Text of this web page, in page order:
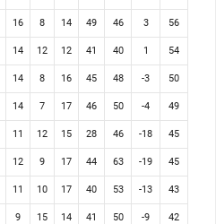
16 8 14 49 46 3 56
14 12 12 41 40 1 54
14 8 16 45 48 -3 50
14 7 17 46 50 -4 49
11 12 15 28 46 -18 45
12 9 17 44 63 -19 45
11 10 17 40 53 -13 43
9 15 14 41 50 -9 42